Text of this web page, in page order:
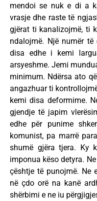
mendoi se nuk e di a
vrasje dhe raste të
gjërat ti kanalizojmë, ti
ndalojmë. Një numër
disa edhe i kemi
arsyeshme. Jemi
minimum. Ndërsa ato
angazhuar ti
kemi disa deformime.
gjendje të japim
edhe për punime
komunist, pa marrë
shumë gjëra tjera. Ky
imponua këso detyra.
çështje të punojmë. Ne
në çdo orë na kanë
shërbimi e ne iu